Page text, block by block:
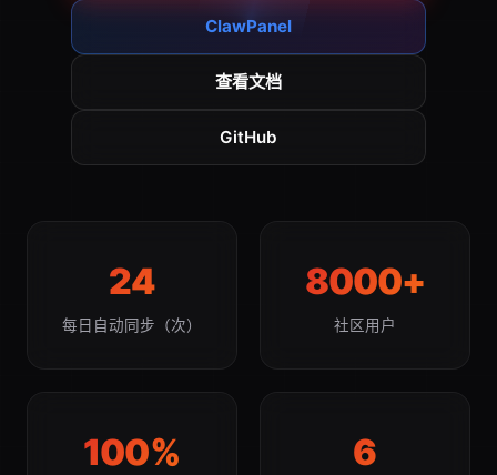
ClawPanel
查看文档
GitHub
24
每日自动同步（次）
8000+
社区用户
100% 6